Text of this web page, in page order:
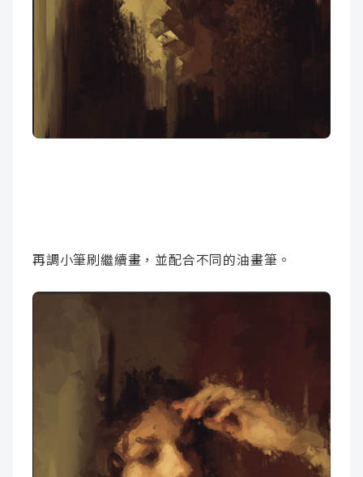
再調小筆刷繼續畫，並配合不同的油畫筆。